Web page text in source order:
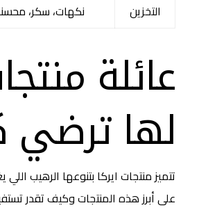
التخزين
نكهات، سكر،
عائلة
لها ترضي
تتميزمنتجات ايركا بتنوعها الرهيب
على أبرز هذه المنتجات وكيف تقدر